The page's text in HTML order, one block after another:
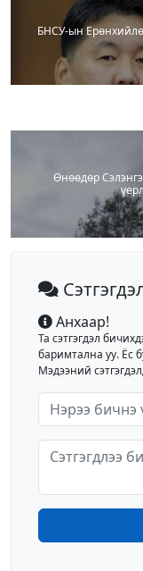
БНСУ-ын
Өнөөдөр
Анхаар!
Та сэтгэгдэл
баримтална уу. Ёс
Мэдээний